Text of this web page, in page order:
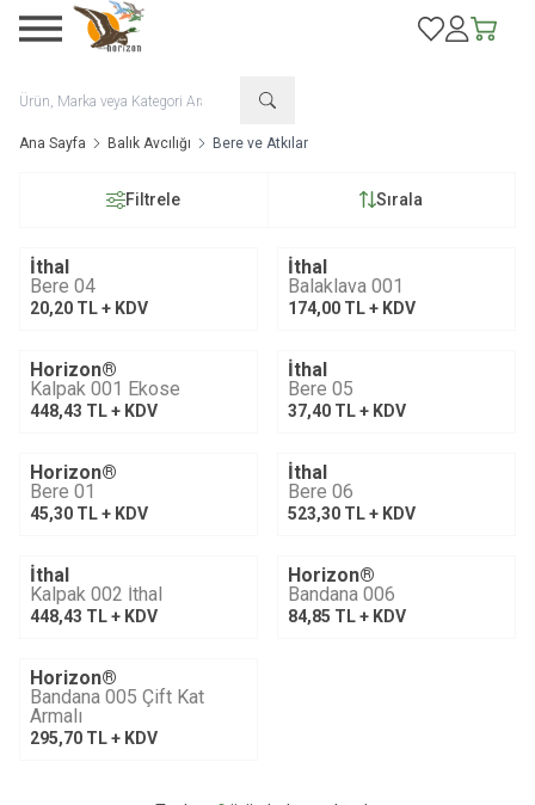
Favorilerim
Hesabım
Sepetim
Ana Sayfa Balık Avcılığı Bere ve Atkılar
Filtrele Sırala
Tükendi
İthal
Bere 04
20,20 TL + KDV
İthal
Balaklava 001
174,00 TL + KDV
Horizon®
Kalpak 001 Ekose
448,43 TL + KDV
Tükendi
İthal
Bere 05
37,40 TL + KDV
Tükendi
Horizon®
Bere 01
45,30 TL + KDV
İthal
Bere 06
523,30 TL + KDV
İthal
Kalpak 002 İthal
448,43 TL + KDV
Tükendi
Horizon®
Bandana 006
84,85 TL + KDV
Horizon®
Bandana 005 Çift Kat
Armalı
295,70 TL + KDV